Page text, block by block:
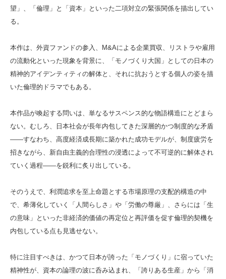
望」、「倫理」と「資本」といった二項対立の緊張関係を描出してい
る。
本作は、外資ファンドの参入、M&Aによる企業買収、リストラや雇用
の流動化といった現象を背景に、「モノづくり大国」としての日本の
精神的アイデンティティの解体と、それに抗おうとする個人の姿を描
いた倫理的ドラマでもある。
本作品が喚起する問いは、単なるサスペンス的な物語構造にとどまら
ない。むしろ、日本社会が長年内包してきた深層的かつ制度的な矛盾
――すなわち、高度経済成長期に築かれた成功モデルが、制度疲労を
招きながら、新自由主義的合理性の浸透によって不可逆的に解体され
ていく過程――を鋭利に炙り出している。
そのうえで、利潤追求を至上命題とする市場原理の支配的構造の中
で、希薄化していく「人間らしさ」や「労働の尊厳」、さらには「生
の意味」といった非経済的価値の再定位と再評価を促す倫理的契機を
内包している点も見逃せない。
特に注目すべきは、かつて日本が誇った「モノづくり」に宿っていた
精神性が、資本の論理の波に呑み込まれ、「誇りある生産」から「消